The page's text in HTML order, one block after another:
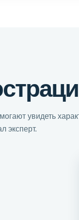
увидеть
эксперт.